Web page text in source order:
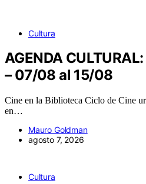
Cultura
AGENDA
– 07/08 al 15/08
Cine en la Biblioteca Ciclo de Cine
en…
Mauro Goldman
agosto 7, 2026
Cultura